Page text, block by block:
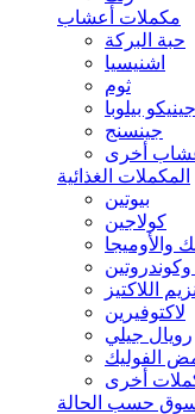
مكملات أعشاب
حبة البركة
اشنيسيا
ثوم
جينيكو بيلوبا
جينسنج
أخرى
المكملات الغذائية
بيوتين
كولاجين
والأوميجا
اللاكتيز
لاكتوفيرين
رويال جيلي
الفوليك
أخرى
حسب الحالة